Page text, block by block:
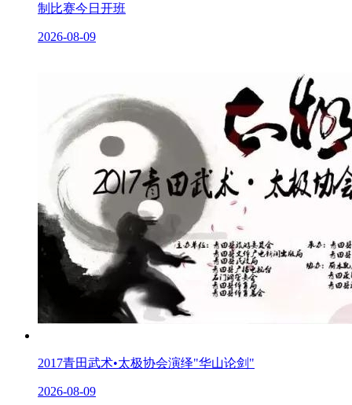
制比赛今日开班
2026-08-09
2017青田武术•太极协会演绎"华山论剑"
2026-08-09